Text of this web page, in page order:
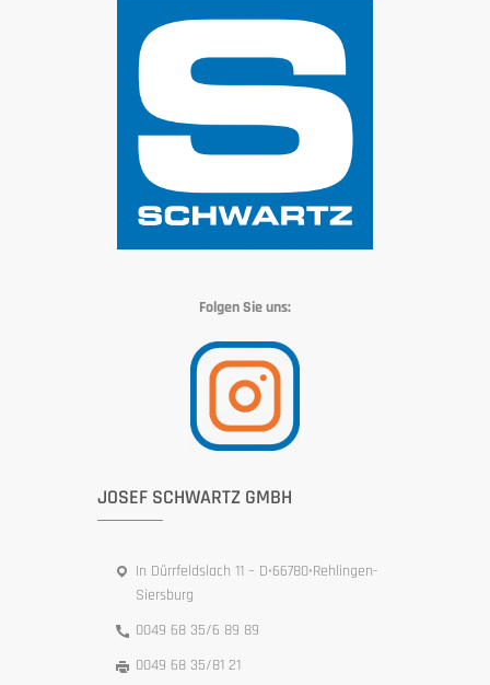
Folgen Sie uns:
JOSEF SCHWARTZ GMBH
In Dürrfeldslach 11 – D•66780•Rehlingen-
Siersburg
0049 68 35/6 89 89
0049 68 35/81 21